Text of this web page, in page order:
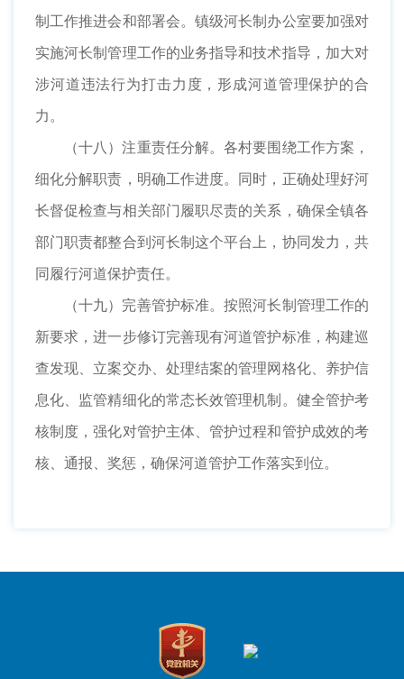
制工作推进会和部署会。镇级河长制办公室要加强对
实施河长制管理工作的业务指导和技术指导，加大对
涉河道违法行为打击力度，形成河道管理保护的合
力。
（十八）注重责任分解。各村要围绕工作方案，
细化分解职责，明确工作进度。同时，正确处理好河
长督促检查与相关部门履职尽责的关系，确保全镇各
部门职责都整合到河长制这个平台上，协同发力，共
同履行河道保护责任。
（十九）完善管护标准。按照河长制管理工作的
新要求，进一步修订完善现有河道管护标准，构建巡
查发现、立案交办、处理结案的管理网格化、养护信
息化、监管精细化的常态长效管理机制。健全管护考
核制度，强化对管护主体、管护过程和管护成效的考
核、通报、奖惩，确保河道管护工作落实到位。